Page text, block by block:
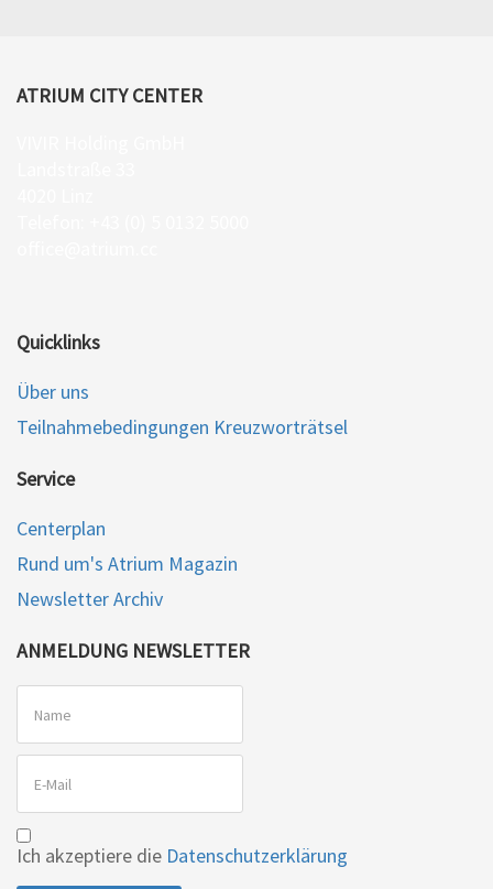
ATRIUM CITY CENTER
Quicklinks
Über uns
Teilnahmebedingungen Kreuzworträtsel
Service
Centerplan
Rund um's Atrium Magazin
Newsletter Archiv
ANMELDUNG NEWSLETTER
Ich akzeptiere die Datenschutzerklärung